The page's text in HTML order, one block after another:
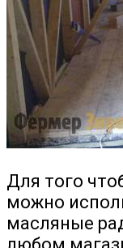
Для того
можно
масляные